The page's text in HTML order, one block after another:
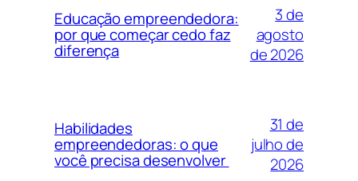
Educação empreendedora:
por que começar cedo faz
diferença
3 de
agosto
de 2026
Habilidades
empreendedoras: o que
você precisa desenvolver
31 de
julho de
2026